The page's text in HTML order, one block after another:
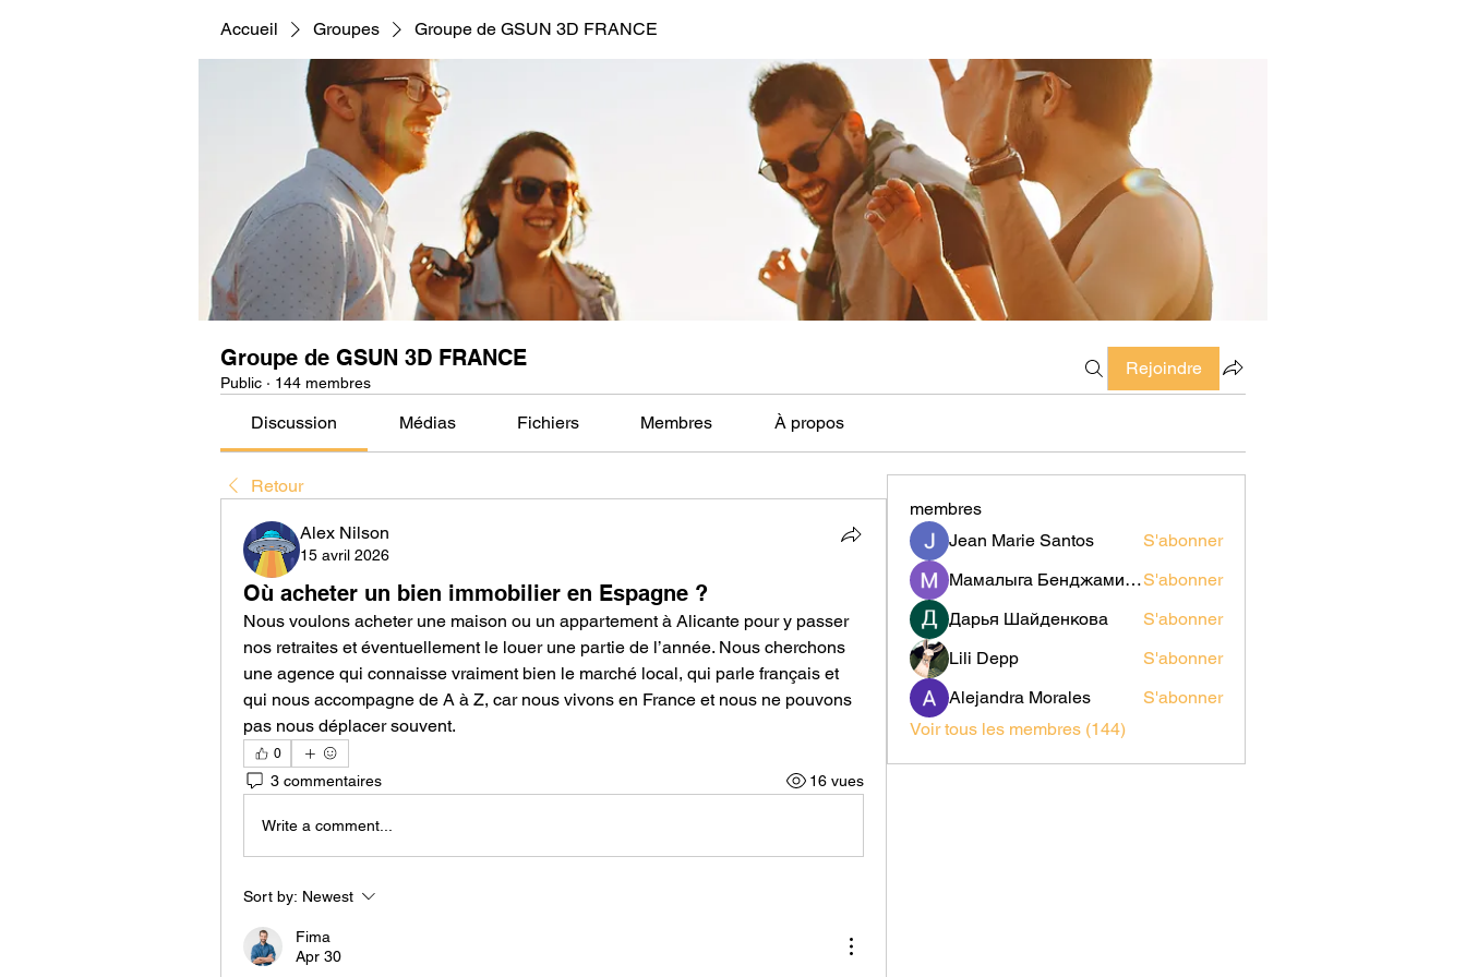
Accueil Groupes Groupe de GSUN 3D FRANCE
Groupe de GSUN 3D FRANCE
Public · 144 membres
Rejoindre
Discussion Médias Fichiers Membres À propos
Retour
Alex Nilson
15 avril 2026
Où acheter un bien immobilier en Espagne ?
Nous voulons acheter une maison ou un appartement à Alicante pour y passer
nos retraites et éventuellement le louer une partie de l’année. Nous cherchons
une agence qui connaisse vraiment bien le marché local, qui parle français et
qui nous accompagne de A à Z, car nous vivons en France et nous ne pouvons
pas nous déplacer souvent.
0
3 commentaires 16 vues
Write a comment...
Sort by: Newest
Fima
Apr 30
membres
Jean Marie Santos
S'abonner
Мамалыга БенджаминовичS'abonner
Дарья Шайденкова
S'abonner
Lili Depp
S'abonner
Alejandra Morales
S'abonner
Voir tous les membres (144)